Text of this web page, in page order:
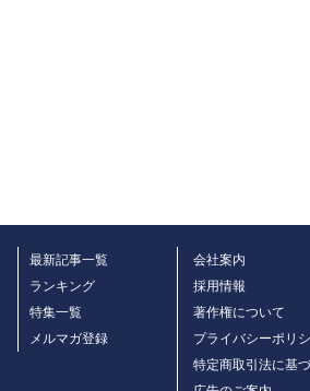
最新記事一覧
ランキング
特集一覧
メルマガ登録
会社案内
採用情報
著作権について
プライバシーポリ
特定商取引法に基